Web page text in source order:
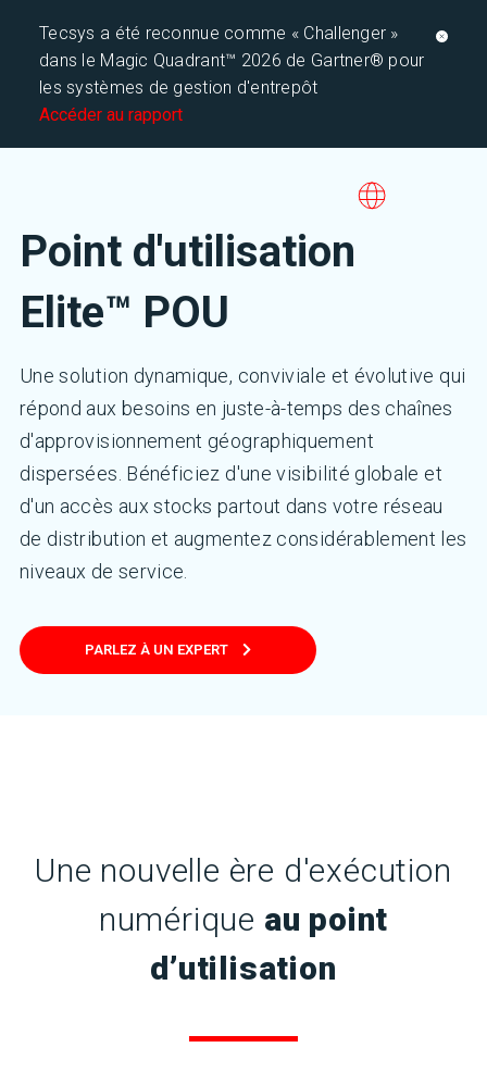
Tecsys a été reconnue comme « Challenger »
dans le Magic Quadrant™ 2026 de Gartner® pour
les systèmes de gestion d'entrepôt
Accéder au rapport
Point d'utilisation
Elite™ POU
Une solution dynamique, conviviale et évolutive qui
répond aux besoins en juste-à-temps des chaînes
d'approvisionnement géographiquement
dispersées. Bénéficiez d'une visibilité globale et
d'un accès aux stocks partout dans votre réseau
de distribution et augmentez considérablement les
niveaux de service.
PARLEZ À UN EXPERT
Une nouvelle ère d'exécution
numérique au point
d’utilisation